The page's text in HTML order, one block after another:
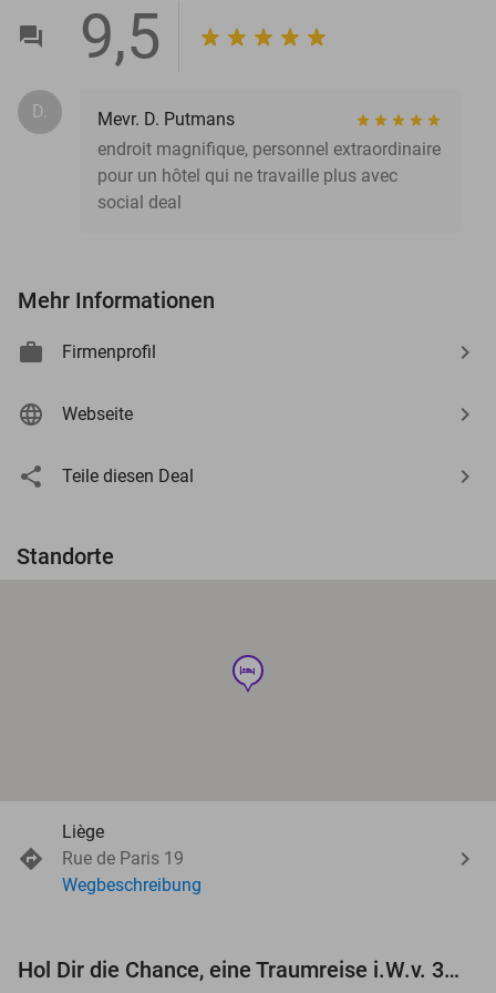
9,5
D.
Mevr. D. Putmans
endroit magnifique, personnel extraordinaire
pour un hôtel qui ne travaille plus avec
social deal
Mehr Informationen
Firmenprofil
Webseite
Teile diesen Deal
Standorte
hotel
Liège
Rue de Paris 19
Wegbeschreibung
Hol Dir die Chance, eine Traumreise i.W.v. 3.000 € zu gewinnen!